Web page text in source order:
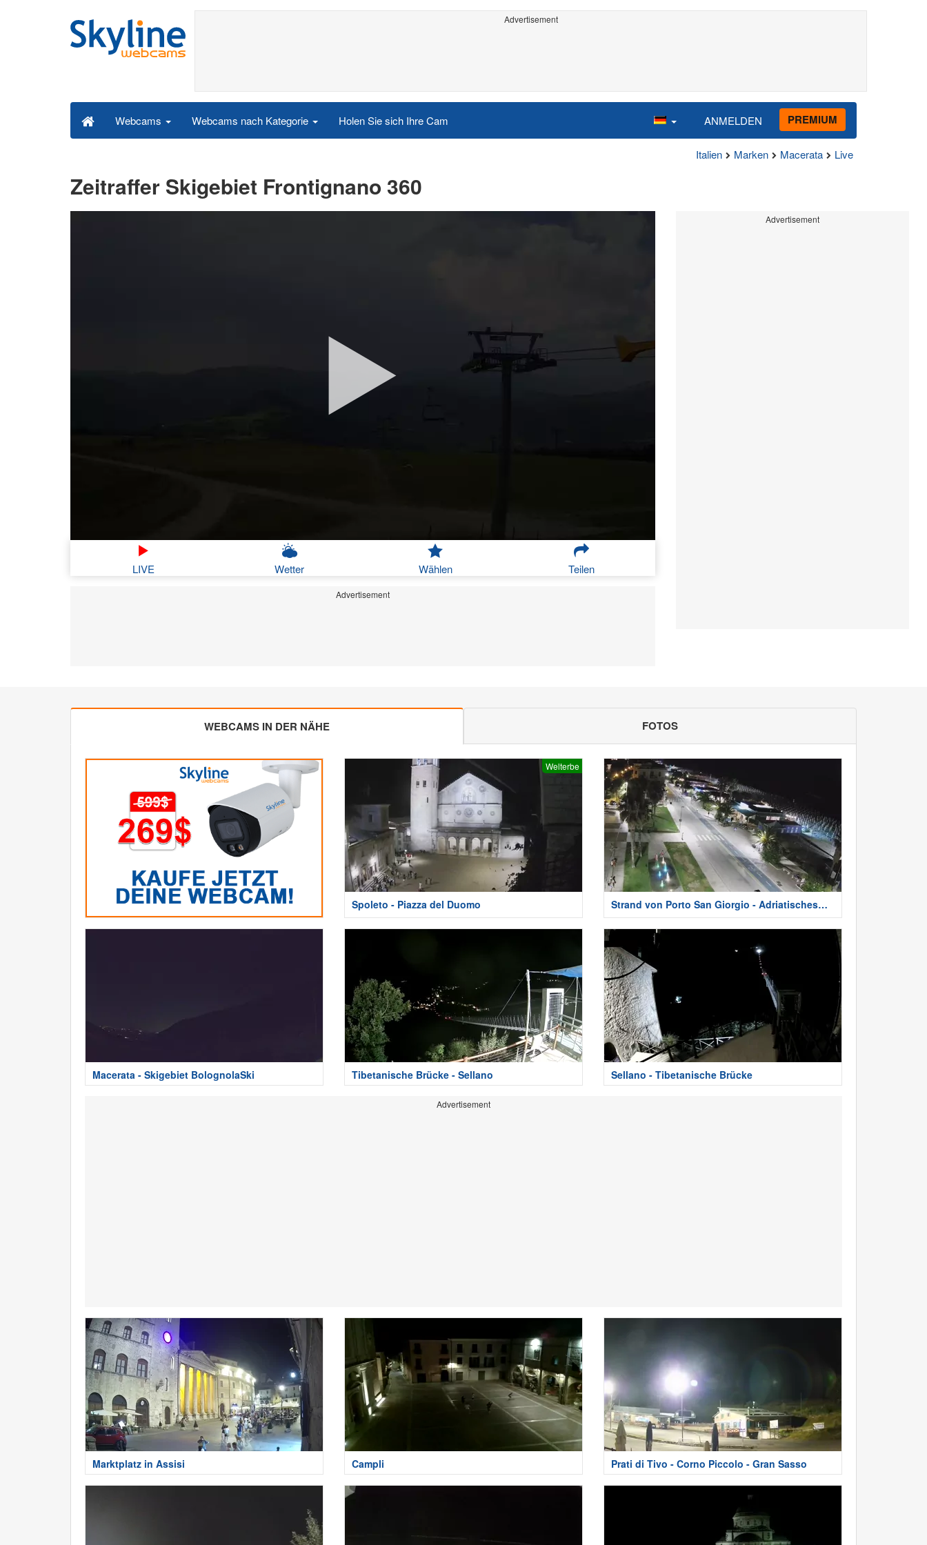
Advertisement
Webcams Webcams nach Kategorie Holen Sie sich Ihre Cam ANMELDEN PREMIUM
Italien Marken Macerata Live
Zeitraffer Skigebiet Frontignano 360
LIVE Wetter Wählen Teilen
Advertisement
Advertisement
WEBCAMS IN DER NÄHE FOTOS
Welterbe
Spoleto - Piazza del Duomo
Strand von Porto San Giorgio - Adriatisches
Meer
Macerata - Skigebiet BolognolaSki Tibetanische Brücke - Sellano Sellano - Tibetanische Brücke
Advertisement
Marktplatz in Assisi Campli Prati di Tivo - Corno Piccolo - Gran Sasso